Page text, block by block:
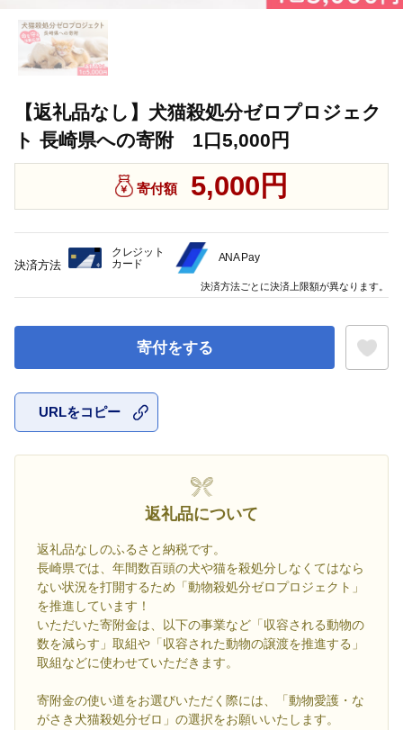
【返礼品なし】犬猫殺処分ゼロプロジェク
ト 長崎県への寄附 1口5,000円
寄付額 5,000円
寄付をする
URLをコピー
返礼品について
返礼品なしのふるさと納税です。
長崎県では、年間数百頭の犬や猫を殺処分しなくてはなら
ない状況を打開するため「動物殺処分ゼロプロジェクト」
を推進しています！
いただいた寄附金は、以下の事業など「収容される動物の
数を減らす」取組や「収容された動物の譲渡を推進する」
取組などに使わせていただきます。
寄附金の使い道をお選びいただく際には、「動物愛護・な
がさき犬猫殺処分ゼロ」の選択をお願いいたします。
決済方法
クレジット
カード
ANA Pay
決済方法ごとに決済上限額が異なります。